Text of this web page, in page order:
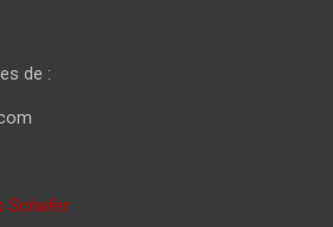
de :
Schafer